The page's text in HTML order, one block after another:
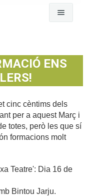
ENS
cinc cèntims dels
per a aquest Març i
totes, però les que sí
formacions molt
Teatre': Dia 16 de
Bintou Jarju.